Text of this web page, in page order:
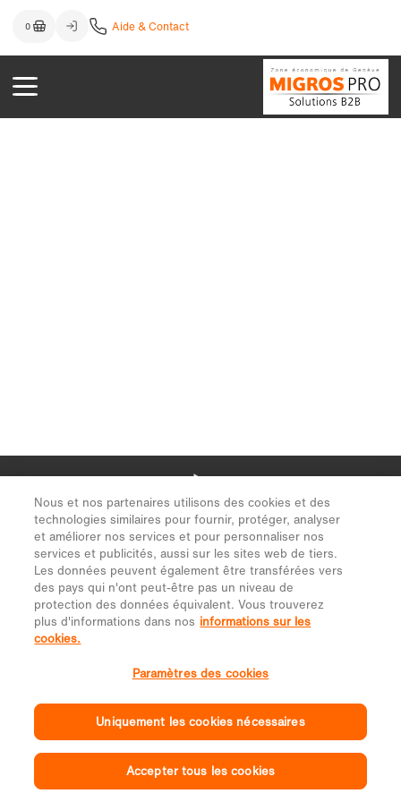
Nous et nos partenaires utilisons des cookies et des
technologies similaires pour fournir, protéger, analyser
et améliorer nos services et pour personnaliser nos
services et publicités, aussi sur les sites web de tiers.
Les données peuvent également être transférées vers
des pays qui n'ont peut-être pas un niveau de
protection des données équivalent. Vous trouverez
plus d'informations dans nos informations sur les
cookies.
Paramètres des cookies
Uniquement les cookies nécessaires
Accepter tous les cookies